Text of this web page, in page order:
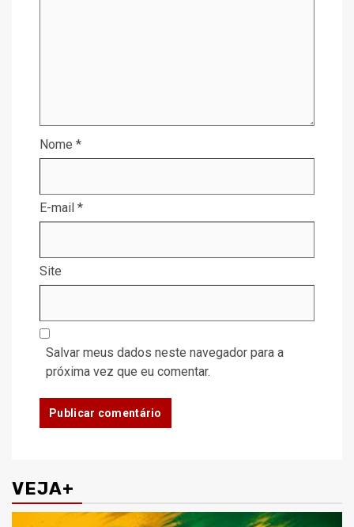
Nome *
E-mail *
Site
Salvar meus dados neste navegador para a
próxima vez que eu comentar.
VEJA+